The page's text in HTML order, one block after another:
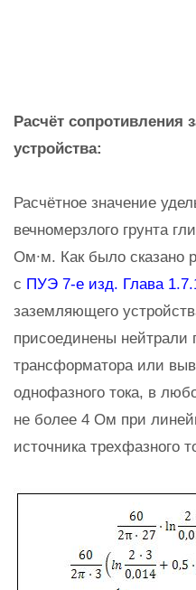
Расчёт сопротивления
устройства:
Расчётное значение
вечномерзлого грунта
Ом∙м. Как было сказано
с ПУЭ 7-е изд. Глава
заземляющего
присоединены нейтрали
трансформатора или
однофазного тока, в
не более 4 Ом при
источника трехфазного